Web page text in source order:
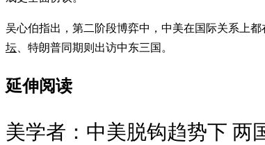
吴心伯指出，第二阶段博弈中，中美在国际关系上
坛 、特朗普同期则出访中东三国。
延伸阅读
美学者：中美脱钩趋势下 两